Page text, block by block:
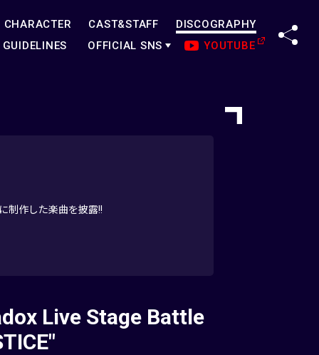
CHARACTER CAST&STAFF
DISCOGRAPHY
GUIDELINES
OFFICIAL SNS YOUTUBE
制作した楽曲を披露!!
Live Stage Battle